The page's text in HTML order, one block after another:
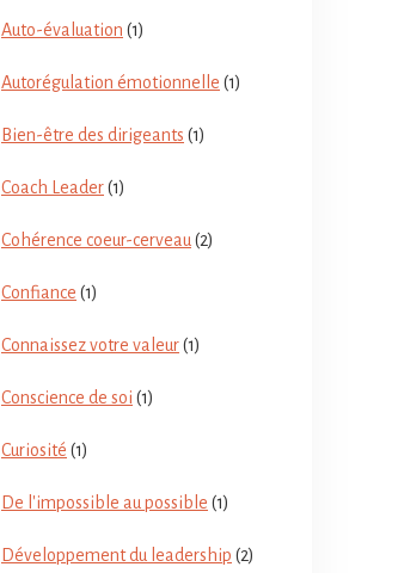
Auto-évaluation (1)
Autorégulation émotionnelle (1)
Bien-être des dirigeants (1)
Coach Leader(1)
Cohérence coeur-cerveau (2)
Confiance (1)
Connaissez votre valeur(1)
Conscience de soi (1)
Curiosité (1)
De l'impossible au possible (1)
Développement du leadership (2)